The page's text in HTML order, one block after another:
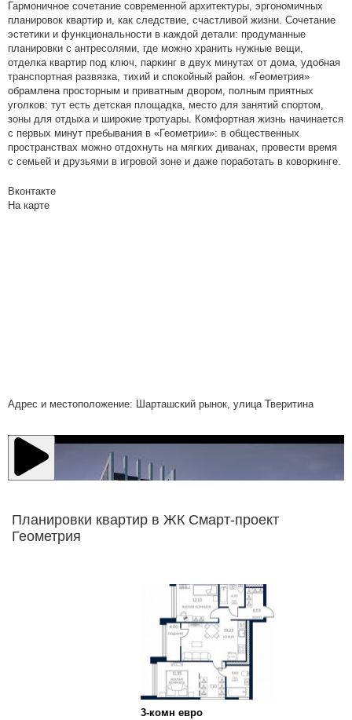
Гармоничное сочетание современной архитектуры, эргономичных
планировок квартир и, как следствие, счастливой жизни. Сочетание
эстетики и функциональности в каждой детали: продуманные
планировки с антресолями, где можно хранить нужные вещи,
отделка квартир под ключ, паркинг в двух минутах от дома, удобная
транспортная развязка, тихий и спокойный район. «Геометрия»
обрамлена просторным и приватным двором, полным приятных
уголков: тут есть детская площадка, место для занятий спортом,
зоны для отдыха и широкие тротуары. Комфортная жизнь начинается
с первых минут пребывания в «Геометрии»: в общественных
пространствах можно отдохнуть на мягких диванах, провести время
с семьей и друзьями в игровой зоне и даже поработать в коворкинге.
Вконтакте
На карте
Адрес и местоположение: Шарташский рынок, улица Тверитина
Планировки квартир в ЖК Смарт-проект
Геометрия
3-комн евро